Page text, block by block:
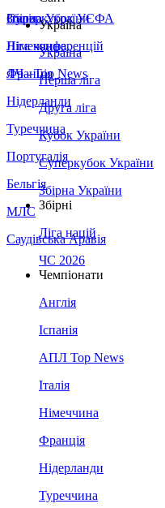
Збірна України
Італія
Німеччина
Франція
Нідерланди
Туреччина
Португалія
Бельгія
МЛС
Саудівська Аравія
Суперкубок УЄФА
Ліга конференцій
ЛЧ - Top News
Україна
Україна
Перша ліга
Друга ліга
Кубок України
Суперкубок України
Збірна України
Збірні
Ліга націй
ЧС 2026
Чемпіонати
Англія
Іспанія
АПЛ Top News
Італія
Німеччина
Франція
Нідерланди
Туреччина